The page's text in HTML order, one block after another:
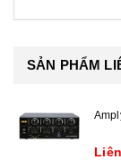
SẢN PHẨM